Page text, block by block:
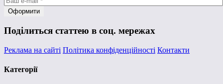
Поділиться статтею в соц. мережах
Реклама на сайті Політика конфіденційності Контакти
Категорії